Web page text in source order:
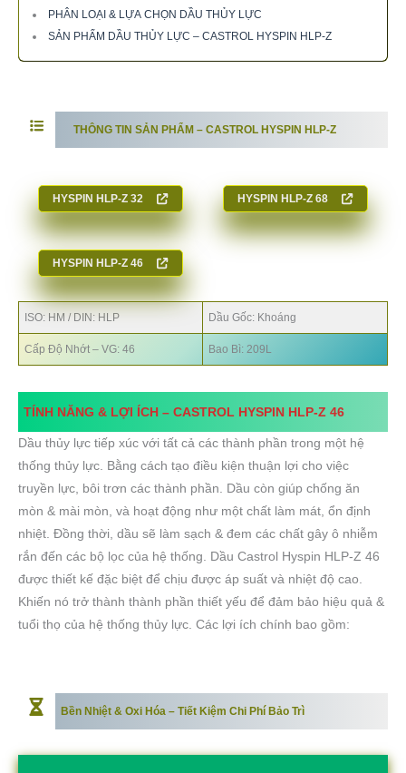
PHÂN LOẠI & LỰA CHỌN DẦU THỦY LỰC
SẢN PHẨM DẦU THỦY LỰC – CASTROL HYSPIN HLP-Z
THÔNG TIN SẢN PHẨM – CASTROL HYSPIN HLP-Z
HYSPIN HLP-Z 32 HYSPIN HLP-Z 68
HYSPIN HLP-Z 46
ISO: HM / DIN: HLP Dầu Gốc: Khoáng
Cấp Độ Nhớt – VG: 46 Bao Bì: 209L
TÍNH NĂNG & LỢI ÍCH –CASTROL HYSPIN HLP-Z46
Dầu thủy lực tiếp xúc với tất cả các thành phần trong một hệ
thống thủy lực. Bằng cách tạo điều kiện thuận lợi cho việc
truyền lực, bôi trơn các thành phần. Dầu còn giúp chống ăn
mòn & mài mòn, và hoạt động như một chất làm mát, ổn định
nhiệt. Đồng thời, dầu sẽ làm sạch & đem các chất gây ô nhiễm
rắn đến các bộ lọc của hệ thống. Dầu Castrol Hyspin HLP-Z 46
được thiết kế đặc biệt để chịu được áp suất và nhiệt độ cao.
Khiến nó trở thành thành phần thiết yếu để đảm bảo hiệu quả &
tuổi thọ của hệ thống thủy lực. Các lợi ích chính bao gồm:
Bền Nhiệt & Oxi Hóa – Tiết Kiệm Chi Phí Bảo Trì